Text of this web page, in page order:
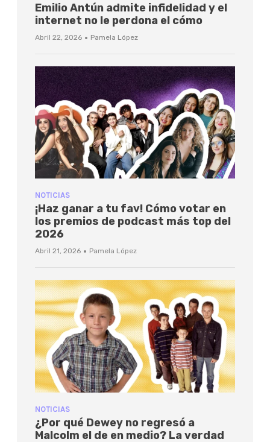
Emilio Antún admite infidelidad y el
internet no le perdona el cómo
Abril 22, 2026 · Pamela López
NOTICIAS
¡Haz ganar a tu fav! Cómo votar en
los premios de podcast más top del
2026
Abril 21, 2026 · Pamela López
NOTICIAS
¿Por qué Dewey no regresó a
Malcolm el de en medio? La verdad